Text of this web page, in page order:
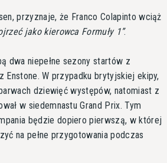
przyznaje, że Franco Colapinto wciąż
jako kierowca Formuły 1 .
dwa niepełne sezony startów z
Enstone. W przypadku brytyjskiej ekipy,
dziewięć występów, natomiast z
w siedemnastu Grand Prix. Tym
będzie dopiero pierwszą, w której
na pełne przygotowania podczas